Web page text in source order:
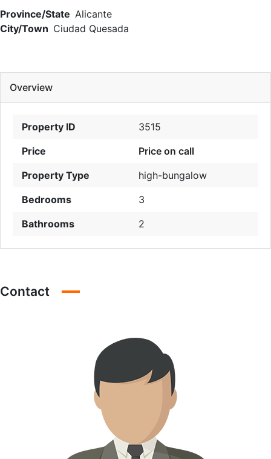
Province/State Alicante
City/Town Ciudad Quesada
Overview
Property ID
3515
Price
Price on call
Property Type
high-bungalow
Bedrooms
3
Bathrooms
2
Contact